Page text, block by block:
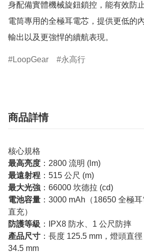
身配備實體機械旋鈕鎖控，能有效防
電筒專用的全極耳電芯，提供更低的
輸出以及更強悍的續航表現。
LoopGear 永高行
商品詳情
核心規格
最高亮度 ：2800 流明 (lm)
最遠射程 ：515 公尺 (m)
最大光強 ：66000 坎德拉 (cd)
電池容量 ：3000 mAh（18650 全極
直充）
防護等級 ：IPX8 防水、1 公尺防摔
產品尺寸 ：長度 125.5 mm，燈頭直
34.5 mm